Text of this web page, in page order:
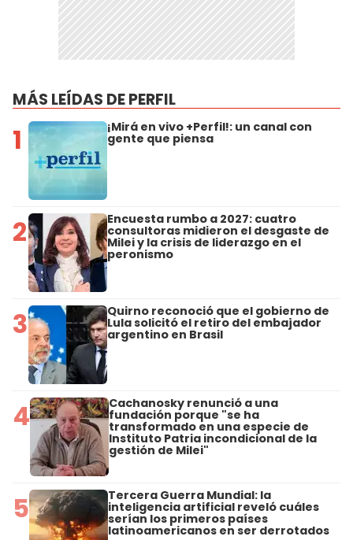
MÁS LEÍDAS DE PERFIL
1 ¡Mirá en vivo +Perfil!: un canal con
gente que piensa
2 Encuesta rumbo a 2027: cuatro
consultoras midieron el desgaste de
Milei y la crisis de liderazgo en el
peronismo
3 Quirno reconoció que el gobierno de
Lula solicitó el retiro del embajador
argentino en Brasil
4 Cachanosky renunció a una
fundación porque "se ha
transformado en una especie de
Instituto Patria incondicional de la
gestión de Milei"
5 Tercera Guerra Mundial: la
inteligencia artificial reveló cuáles
serían los primeros países
latinoamericanos en ser derrotados